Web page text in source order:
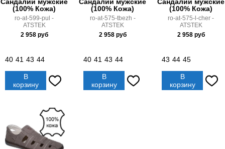
(100% Кожа)
ro-at-599-pul -
ATSTEK
2 958руб
40 41 43 44
В
корзину
(100% Кожа)
ro-at-575-tbezh -
ATSTEK
2 958руб
40 41 43 44
В
корзину
(100% Кожа)
ro-at-575-l-cher -
ATSTEK
2 958руб
43 44 45
В
корзину